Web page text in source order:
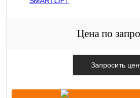
Цена по
Запросить